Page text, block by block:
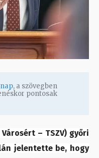
, a szövegben
pontosak
– TSZV) győri
jelentette be, hogy